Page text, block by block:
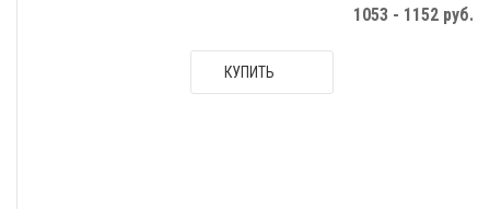
1053 - 1152 руб.
КУПИТЬ